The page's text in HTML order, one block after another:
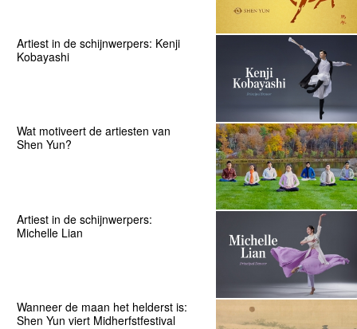
Artiest in de schijnwerpers: Kenji
Kobayashi
Wat motiveert de artiesten van
Shen Yun?
Artiest in de schijnwerpers:
Michelle Lian
Wanneer de maan het helderst is:
Shen Yun viert Midherfstfestival